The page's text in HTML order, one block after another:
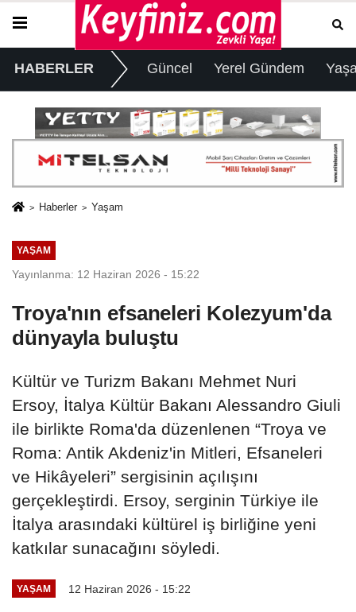
HABERLER Güncel Yerel Gündem
Haberler Yaşam
YAŞAM
Yayınlanma: 12 Haziran 2026 - 15:22
Troya'nın efsaneleri Kolezyum'da
dünyayla buluştu
Kültür ve Turizm Bakanı Mehmet Nuri
Ersoy, İtalya Kültür Bakanı Alessandro Giuli
ile birlikte Roma'da düzenlenen “Troya ve
Roma: Antik Akdeniz'in Mitleri, Efsaneleri
ve Hikâyeleri” sergisinin açılışını
gerçekleştirdi. Ersoy, serginin Türkiye ile
İtalya arasındaki kültürel iş birliğine yeni
katkılar sunacağını söyledi.
YAŞAM 12 Haziran 2026 - 15:22